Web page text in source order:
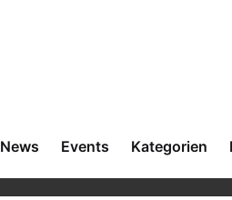
News Events Kategorien